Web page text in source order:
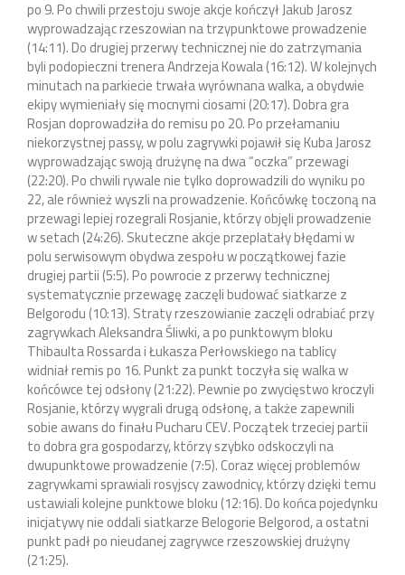
po 9. Po chwili przestoju swoje akcje kończył Jakub Jarosz
wyprowadzając rzeszowian na trzypunktowe prowadzenie
(14:11). Do drugiej przerwy technicznej nie do zatrzymania
byli podopieczni trenera Andrzeja Kowala (16:12). W kolejnych
minutach na parkiecie trwała wyrównana walka, a obydwie
ekipy wymieniały się mocnymi ciosami (20:17). Dobra gra
Rosjan doprowadziła do remisu po 20. Po przełamaniu
niekorzystnej passy, w polu zagrywki pojawił się Kuba Jarosz
wyprowadzając swoją drużynę na dwa “oczka” przewagi
(22:20). Po chwili rywale nie tylko doprowadzili do wyniku po
22, ale również wyszli na prowadzenie. Końcówkę toczoną na
przewagi lepiej rozegrali Rosjanie, którzy objęli prowadzenie
w setach (24:26). Skuteczne akcje przeplatały błędami w
polu serwisowym obydwa zespołu w początkowej fazie
drugiej partii (5:5). Po powrocie z przerwy technicznej
systematycznie przewagę zaczęli budować siatkarze z
Belgorodu (10:13). Straty rzeszowianie zaczęli odrabiać przy
zagrywkach Aleksandra Śliwki, a po punktowym bloku
Thibaulta Rossarda i Łukasza Perłowskiego na tablicy
widniał remis po 16. Punkt za punkt toczyła się walka w
końcówce tej odsłony (21:22). Pewnie po zwycięstwo kroczyli
Rosjanie, którzy wygrali drugą odsłonę, a także zapewnili
sobie awans do finału Pucharu CEV. Początek trzeciej partii
to dobra gra gospodarzy, którzy szybko odskoczyli na
dwupunktowe prowadzenie (7:5). Coraz więcej problemów
zagrywkami sprawiali rosyjscy zawodnicy, którzy dzięki temu
ustawiali kolejne punktowe bloku (12:16). Do końca pojedynku
inicjatywy nie oddali siatkarze Belogorie Belgorod, a ostatni
punkt padł po nieudanej zagrywce rzeszowskiej drużyny
(21:25).